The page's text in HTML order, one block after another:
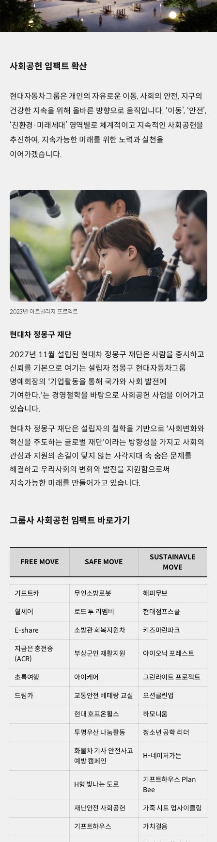
사회공헌 임팩트 확산
현대자동차그룹은 개인의 자유로운 이동, 사회의 안전, 지구의
건강한 지속을 위해 올바른 방향으로 움직입니다. ‘이동’, ‘안전’,
‘친환경·미래세대’ 영역별로 체계적이고 지속적인 사회공헌을
추진하여, 지속가능한 미래를 위한 노력과 실천을
이어가겠습니다.
2023년 아트빌리지 프로젝트
현대차 정몽구 재단
2027년 11월 설립된 현대차 정몽구 재단은 사람을 중시하고
신뢰를 기본으로 여기는 설립자 정몽구 현대자동차그룹
명예회장의 '기업활동을 통해 국가와 사회 발전에
기여한다.'는 경영철학을 바탕으로 사회공헌 사업을 이어가고
있습니다.
현대차 정몽구 재단은 설립자의 철학을 기반으로 '사회변화와
혁신을 주도하는 글로벌 재단'이라는 방향성을 가지고 사회의
관심과 지원의 손길이 닿지 않는 사각지대 속 숨은 문제를
해결하고 우리사회의 변화와 발전을 지원함으로써
지속가능한 미래를 만들어가고 있습니다.
그룹사 사회공헌 임팩트 바로가기
사회공헌
임팩트
바로가기
FREE MOVE SAFE MOVE
SUSTAINAVLE
MOVE
기프트카 무인소방로봇 해피무브
휠셰어 로드 투 리멤버 현대점프스쿨
E-share 소방관 회복지원차 키즈마린파크
지금은 충전중
(ACR)
부상군인 재활지원 아이오닉 포레스트
초록여행 아이케어 그린라이트 프로젝트
드림카 교통안전 베테랑 교실 오션클린업
현대 호프온휠스 하모니움
투명우산 나눔활동 청소년 공학 리더
화물차 기사 안전사고
예방 캠페인
H-네이처가든
H형 빛나는 도로
기프트하우스 Plan
Bee
재난안전 사회공헌 가죽 시트 업사이클링
기프트하우스 가치걸음
사회를
위한
올바른